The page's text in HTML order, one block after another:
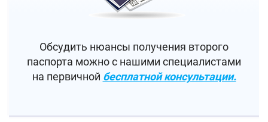
Обсудить нюансы получения второго
паспорта можно с нашими специалистами
на первичной бесплатной консультации.